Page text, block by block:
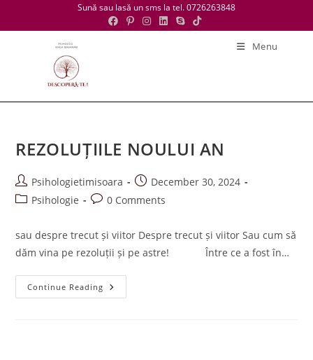
Sună sau lasă un sms la tel. 0726263848
Menu
REZOLUȚIILE NOULUI AN
Post
author:
Psihologietimisoara
Post
published:
December 30, 2024
PostPsihologie
Post0 Comments
sau despre trecut și viitor Despre trecut și viitor Sau cum să
dăm vina pe rezoluții și pe astre! Între ce a fost în…
Continue Reading REZOLUȚIILE
NOULUI